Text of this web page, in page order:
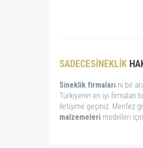
SADECESINEKLIK
Sineklik firmaları nı bir
Türkiyenin en iyi firmaları
iletişime geçiniz. Menfez
malzemeleri modelleri